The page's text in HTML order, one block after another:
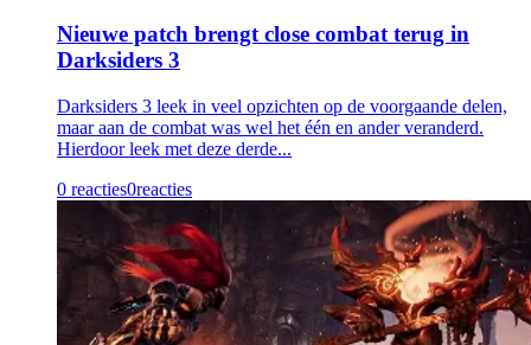
Nieuwe patch brengt close combat terug in
Darksiders 3
Darksiders 3 leek in veel opzichten op de voorgaande delen,
maar aan de combat was wel het één en ander veranderd.
Hierdoor leek met deze derde...
0 reacties0reacties